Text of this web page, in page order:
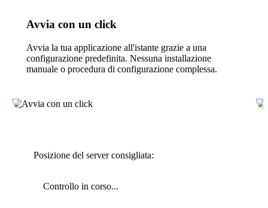
Avvia con un click
Avvia la tua applicazione all'istante grazie a una
configurazione predefinita. Nessuna installazione
manuale o procedura di configurazione complessa.
Posizione del server consigliata:
Controllo in corso...